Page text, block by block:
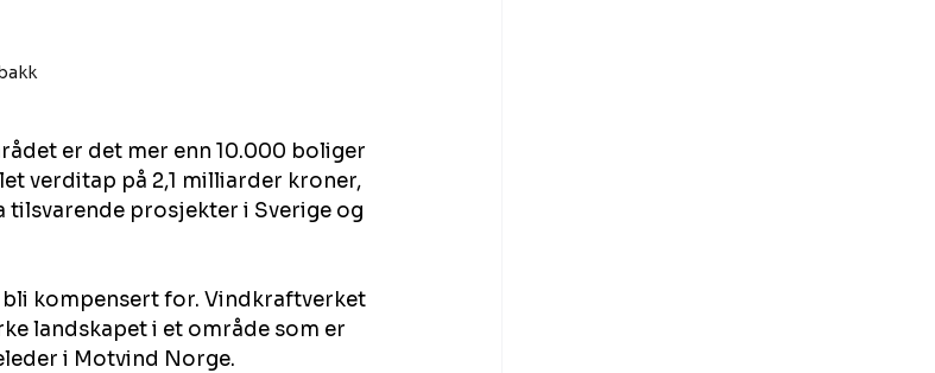
er det mer enn 10.000 boliger
verditap på 2,1 milliarder kroner,
prosjekter i Sverige og
kompensert for. Vindkraftverket
landskapet i et område som er
i Motvind Norge.